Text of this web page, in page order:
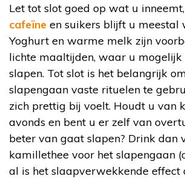
Let tot slot goed op wat u
cafeïne en suikers blijft u meestal
Yoghurt en warme melk zijn
lichte maaltijden, waar u
slapen. Tot slot is het belangrijk
slapengaan vaste rituelen te
zich prettig bij voelt. Houdt u van
avonds en bent u er zelf van
beter van gaat slapen? Drink dan
kamillethee voor het slapengaan
al is het slaapverwekkende effect